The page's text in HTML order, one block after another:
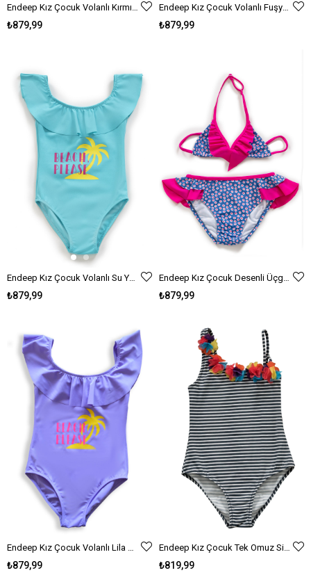
Endeep Kız Çocuk Volanlı Kırmızı Mayo
₺879,99
Endeep Kız Çocuk Volanlı Fuşya Mayo
₺879,99
₺879,99 ₺879,99
Endeep Kız Çocuk Volanlı Lila Mayo
₺879,99
Endeep Kız Çocuk Tek Omuz Siyah Çizgili Aksesuarlı Mayo
₺819,99